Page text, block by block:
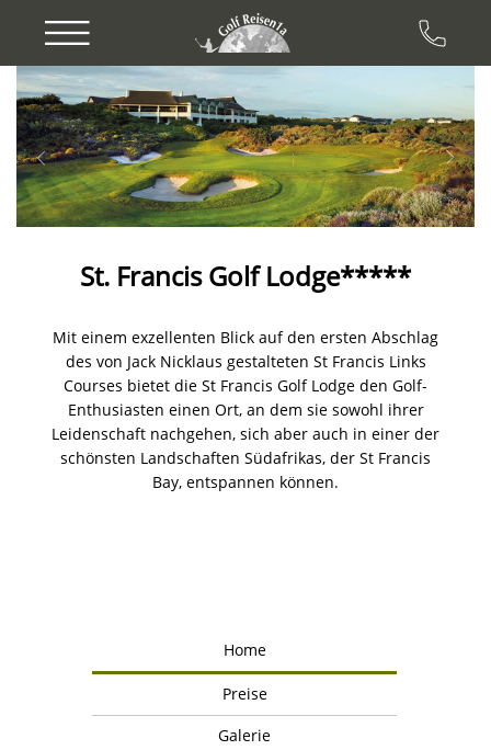
Previous
St. Francis Golf Lodge*****
Mit einem exzellenten Blick auf den ersten Abschlag
des von Jack Nicklaus gestalteten St Francis Links
Courses bietet die St Francis Golf Lodge den Golf-
Enthusiasten einen Ort, an dem sie sowohl ihrer
Leidenschaft nachgehen, sich aber auch in einer der
schönsten Landschaften Südafrikas, der St Francis
Bay, entspannen können.
Home
Preise
Galerie